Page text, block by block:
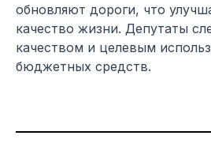
обновляют дороги, что
качество жизни. Депутаты
качеством и целевым
бюджетных средств.